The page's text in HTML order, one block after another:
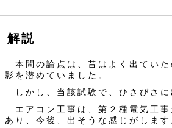
解説
本問の論点は、昔はよく出ていた
影を潜めていました。
しかし、当該試験で、ひさびさに
エアコン工事は、第２種電気工事
あり、今後、出そうな感じがします